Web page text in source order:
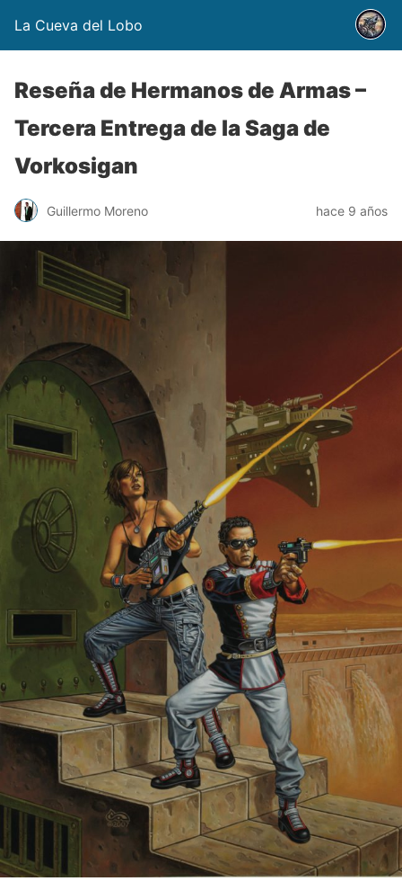
La Cueva del Lobo
Reseña de Hermanos de Armas –
Tercera Entrega de la Saga de
Vorkosigan
Guillermo Moreno hace 9 años